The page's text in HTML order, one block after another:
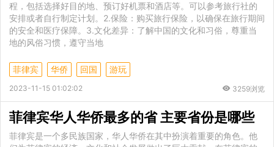
程，包括选择好目的地、预订好机票和酒店等。可以参考旅行社的
安排或者自行制定计划。2.保险：购买旅行保险，以确保在旅行期间
的安全和医疗保障。3.文化差异：了解中国的文化和习俗，尊重当
地的风俗习惯，遵守当地
菲律宾 华侨 回国 游玩
2023-11-15 01:02:02 3259浏览
菲律宾华人华侨最多的省 主要省份是哪些
菲律宾是一个多民族国家，华人华侨在其中扮演着重要的角色。他